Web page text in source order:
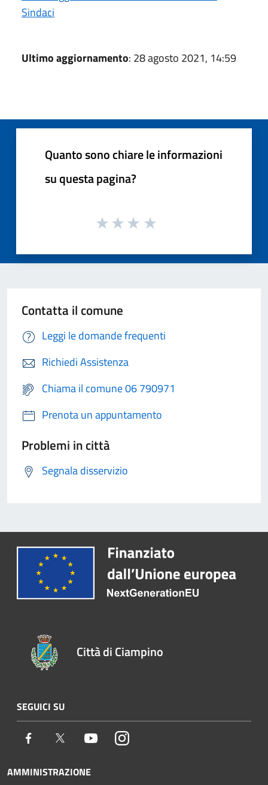
Sindaci
Ultimo aggiornamento: 28 agosto 2021, 14:59
Quanto sono chiare le informazioni
su questa pagina?
Contatta il comune
Leggi le domande frequenti
Richiedi Assistenza
Chiama il comune 06 790971
Prenota un appuntamento
Problemi in città
Segnala disservizio
Città di Ciampino
SEGUICI SU
Facebook Twitter YoutubeInstagram
AMMINISTRAZIONE